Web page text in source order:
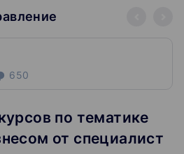
650
по тематике
от специалист